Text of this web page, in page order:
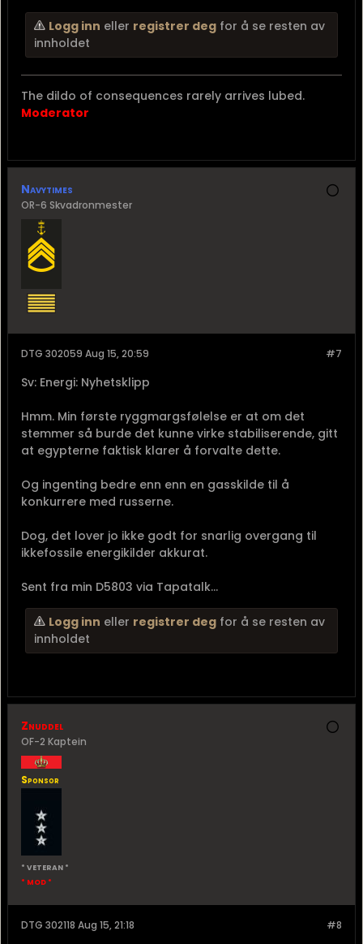
Logg inn eller registrer deg for å se resten av
innholdet
The dildo of consequences rarely arrives lubed.
Moderator
Navytimes
OR-6 Skvadronmester
#7
DTG 302059 Aug 15, 20:59
Sv: Energi: Nyhetsklipp
Hmm. Min første ryggmargsfølelse er at om det
stemmer så burde det kunne virke stabiliserende, gitt
at egypterne faktisk klarer å forvalte dette.
Og ingenting bedre enn enn en gasskilde til å
konkurrere med russerne.
Dog, det lover jo ikke godt for snarlig overgang til
ikkefossile energikilder akkurat.
Sent fra min D5803 via Tapatalk...
Logg inn eller registrer deg for å se resten av
innholdet
Znuddel
OF-2 Kaptein
Sponsor
* VETERAN *
* MOD *
#8
DTG 302118 Aug 15, 21:18